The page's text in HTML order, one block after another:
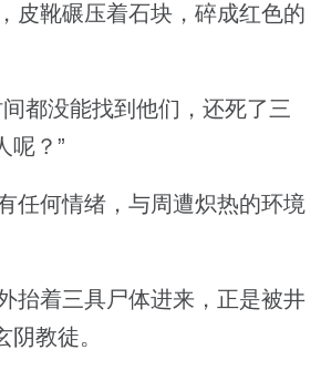
皮靴碾压着石块，碎成红色的
都没能找到他们，还死了三
？”
任何情绪，与周遭炽热的环境
抬着三具尸体进来，正是被井
阴教徒。